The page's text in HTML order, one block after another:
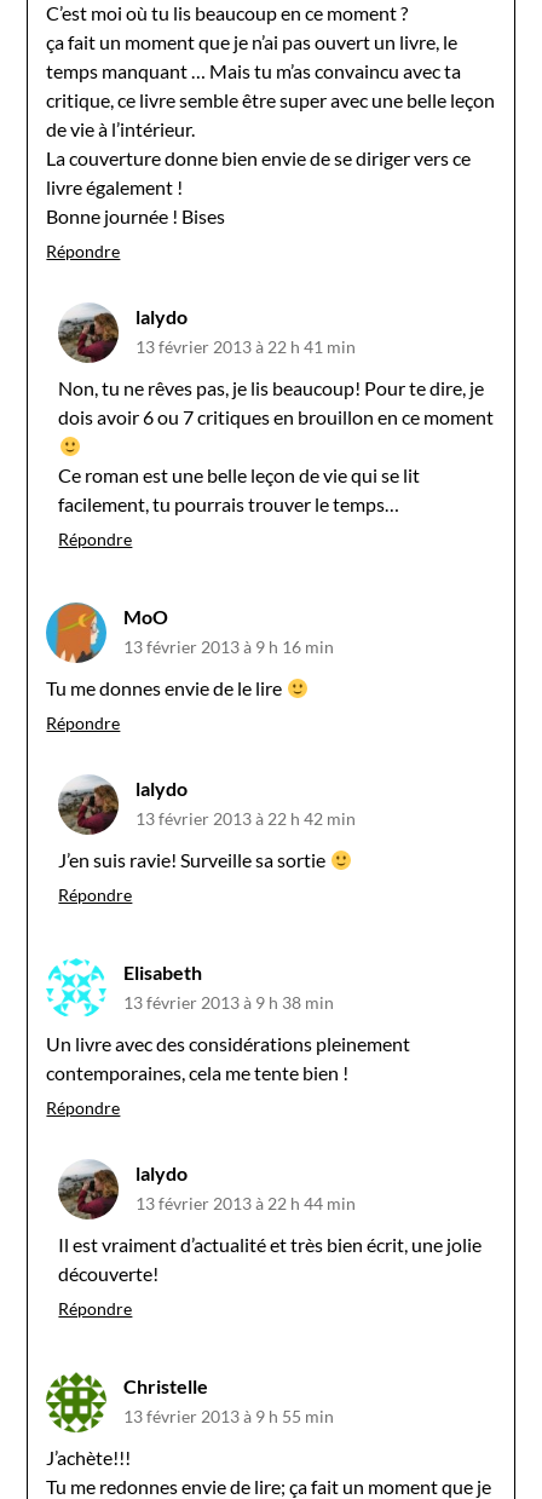
C’est moi où tu lis beaucoup en ce moment ?
ça fait un moment que je n’ai pas ouvert un livre, le
temps manquant … Mais tu m’as convaincu avec ta
critique, ce livre semble être super avec une belle leçon
de vie à l’intérieur.
La couverture donne bien envie de se diriger vers ce
livre également !
Bonne journée ! Bises
Répondre
lalydo
13 février 2013 à 22 h 41 min
Non, tu ne rêves pas, je lis beaucoup! Pour te dire, je
dois avoir 6 ou 7 critiques en brouillon en ce moment
Ce roman est une belle leçon de vie qui se lit
facilement, tu pourrais trouver le temps…
Répondre
MoO
13 février 2013 à 9 h 16 min
Tu me donnes envie de le lire
Répondre
lalydo
13 février 2013 à 22 h 42 min
J’en suis ravie! Surveille sa sortie
Répondre
Elisabeth
13 février 2013 à 9 h 38 min
Un livre avec des considérations pleinement
contemporaines, cela me tente bien !
Répondre
lalydo
13 février 2013 à 22 h 44 min
Il est vraiment d’actualité et très bien écrit, une jolie
découverte!
Répondre
Christelle
13 février 2013 à 9 h 55 min
J’achète!!!
Tu me redonnes envie de lire; ça fait un moment que je